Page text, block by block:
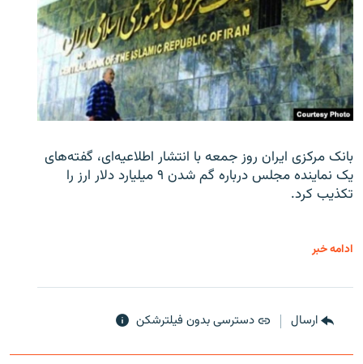
بانک مرکزی ایران روز جمعه با انتشار اطلاعیه‌ای، گفته‌های
یک نماینده مجلس درباره گم شدن ۹ میلیارد دلار ارز را
تکذیب کرد.
ادامه خبر
ارسال دسترسی بدون فیلترشکن